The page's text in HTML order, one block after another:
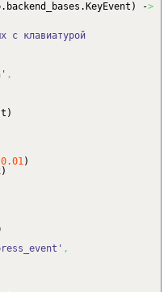
backend_bases . KeyEvent ) ->
с клавиатурой
,
)
0.01)
)
,